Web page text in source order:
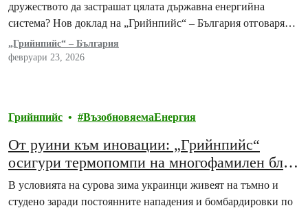
дружеството да застрашат цялата държавна енергийна
система? Нов доклад на „Грийнпийс“ – България отговаря…
„Грийнпийс“ – България
февруари 23, 2026
Грийнпийс ВъзобновяемаЕнергия
От руини към иновации: „Грийнпийс“
осигури термопомпи на многофамилен блок
в Украйна
В условията на сурова зима украинци живеят на тъмно и
студено заради постоянните нападения и бомбардировки по